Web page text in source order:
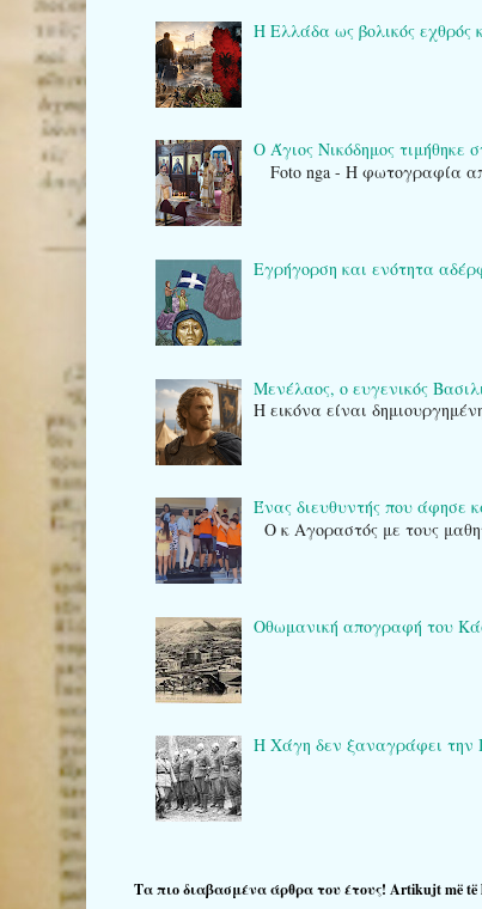
Η Ελλάδα ως βολικός εχθρός
Ο Άγιος Νικόδημος τιμήθηκε
Foto nga - Η φωτογραφία
Εγρήγορση και ενότητα
Μενέλαος, ο ευγενικός
Η εικόνα είναι
Ένας διευθυντής που άφησε
Ο κ Αγοραστός με τους
Οθωμανική απογραφή του
Η Χάγη δεν ξαναγράφει την
Τα πιο διαβασμένα άρθρα του έτους! Artikujt më të